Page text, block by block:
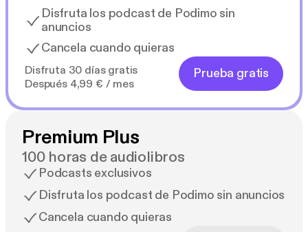
Disfruta los podcast de Podimo sin
anuncios
Cancela cuando quieras
Disfruta 30 días gratis
Después 4,99 € / mes
Prueba gratis
Premium Plus
100 horas de audiolibros
Podcasts exclusivos
Disfruta los podcast de Podimo sin anuncios
Cancela cuando quieras